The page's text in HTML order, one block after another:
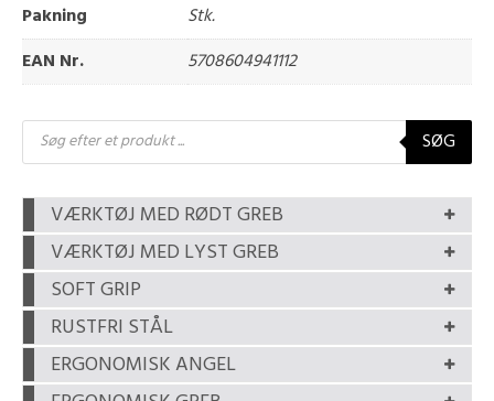
Pakning
Stk.
EAN Nr.
5708604941112
Products
search SØG
VÆRKTØJ MED RØDT GREB
VÆRKTØJ MED LYST GREB
SOFT GRIP
RUSTFRI STÅL
ERGONOMISK ANGEL